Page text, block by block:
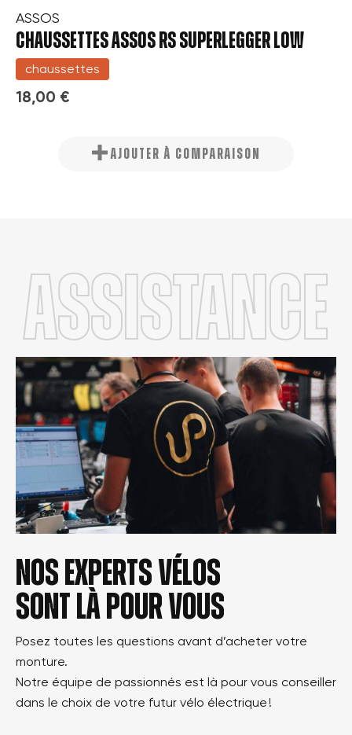
Ajouter à ma liste d'envies ×
Créer une liste d'envies ×
Nom de la liste d'envies
Annuler
Créer une liste d'envies
Connexion ×
Vous devez être connecté pour ajouter des produits à
votre liste d'envies.
Connexion
ASSOS
CHAUSSETTES ASSOS RS SUPERLEGGER LOW
chaussettes
18,00 €
AJOUTER À COMPARAISON
Assistance
Nos experts vélos
sont là pour vous
Posez toutes les questions avant d’acheter votre
monture.
Notre équipe de passionnés est là pour vous conseiller
dans le choix de votre futur vélo électrique !